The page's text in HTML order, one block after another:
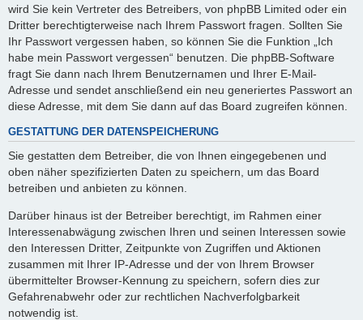
wird Sie kein Vertreter des Betreibers, von phpBB Limited oder ein
Dritter berechtigterweise nach Ihrem Passwort fragen. Sollten Sie
Ihr Passwort vergessen haben, so können Sie die Funktion „Ich
habe mein Passwort vergessen“ benutzen. Die phpBB-Software
fragt Sie dann nach Ihrem Benutzernamen und Ihrer E-Mail-
Adresse und sendet anschließend ein neu generiertes Passwort an
diese Adresse, mit dem Sie dann auf das Board zugreifen können.
GESTATTUNG DER DATENSPEICHERUNG
Sie gestatten dem Betreiber, die von Ihnen eingegebenen und
oben näher spezifizierten Daten zu speichern, um das Board
betreiben und anbieten zu können.
Darüber hinaus ist der Betreiber berechtigt, im Rahmen einer
Interessenabwägung zwischen Ihren und seinen Interessen sowie
den Interessen Dritter, Zeitpunkte von Zugriffen und Aktionen
zusammen mit Ihrer IP-Adresse und der von Ihrem Browser
übermittelter Browser-Kennung zu speichern, sofern dies zur
Gefahrenabwehr oder zur rechtlichen Nachverfolgbarkeit
notwendig ist.